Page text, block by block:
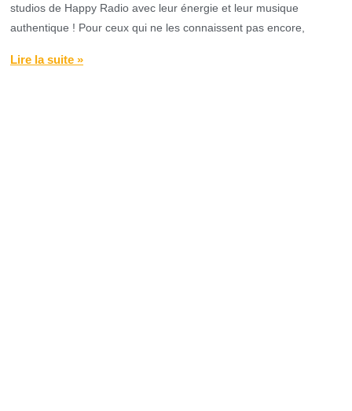
studios de Happy Radio avec leur énergie et leur musique
authentique ! Pour ceux qui ne les connaissent pas encore,
Lire la suite »